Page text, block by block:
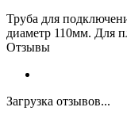
Труба для
диаметр 110мм. Для
Отзывы
Загрузка отзывов...